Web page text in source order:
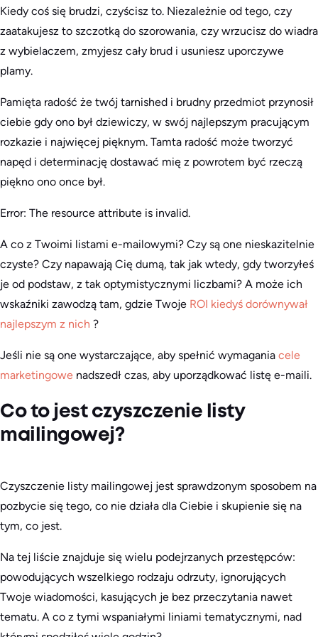
Kiedy coś się brudzi, czyścisz to. Niezależnie od tego, czy
zaatakujesz to szczotką do szorowania, czy wrzucisz do wiadra
z wybielaczem, zmyjesz cały brud i usuniesz uporczywe
plamy.
Pamięta radość że twój tarnished i brudny przedmiot przynosił
ciebie gdy ono był dziewiczy, w swój najlepszym pracującym
rozkazie i najwięcej pięknym. Tamta radość może tworzyć
napęd i determinację dostawać mię z powrotem być rzeczą
piękno ono once był.
Error: The resource attribute is invalid.
A co z Twoimi listami e-mailowymi? Czy są one nieskazitelnie
czyste? Czy napawają Cię dumą, tak jak wtedy, gdy tworzyłeś
je od podstaw, z tak optymistycznymi liczbami? A może ich
wskaźniki zawodzą tam, gdzie Twoje ROI kiedyś dorównywał
najlepszym z nich ?
Jeśli nie są one wystarczające, aby spełnić wymagania cele
marketingowe nadszedł czas, aby uporządkować listę e-maili.
Co to jest czyszczenie listy
mailingowej?
Czyszczenie listy mailingowej jest sprawdzonym sposobem na
pozbycie się tego, co nie działa dla Ciebie i skupienie się na
tym, co jest.
Na tej liście znajduje się wielu podejrzanych przestępców:
powodujących wszelkiego rodzaju odrzuty, ignorujących
Twoje wiadomości, kasujących je bez przeczytania nawet
tematu. A co z tymi wspaniałymi liniami tematycznymi, nad